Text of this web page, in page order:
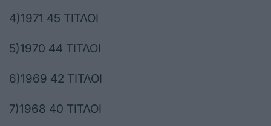
4)1971 45 ΤΙΤΛΟΙ
5)1970 44 ΤΙΤΛΟΙ
6)1969 42 ΤΙΤΛΟΙ
7)1968 40 ΤΙΤΛΟΙ